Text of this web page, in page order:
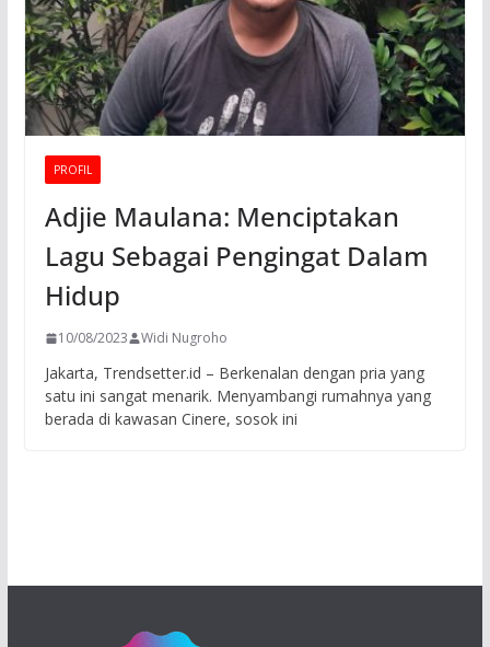
PROFIL
Adjie Maulana: Menciptakan
Lagu Sebagai Pengingat Dalam
Hidup
10/08/2023 Widi Nugroho
Jakarta, Trendsetter.id – Berkenalan dengan pria yang
satu ini sangat menarik. Menyambangi rumahnya yang
berada di kawasan Cinere, sosok ini